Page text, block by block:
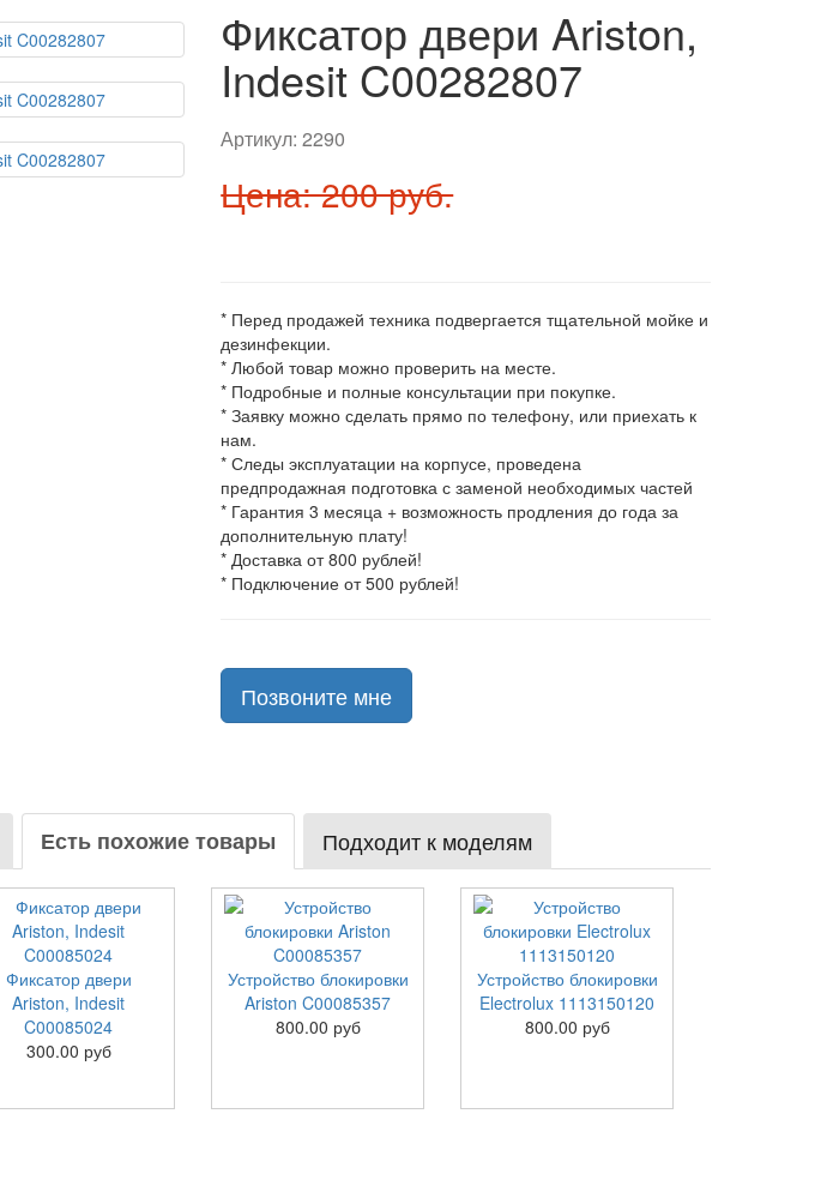
Фиксатор двери Ariston,
Indesit C00282807
Артикул:2290
Цена: 200 руб.
* Перед продажей техника подвергается тщательной мойке и
дезинфекции.
* Любой товар можно проверить на месте.
* Подробные и полные консультации при покупке.
* Заявку можно сделать прямо по телефону, или приехать к
нам.
* Следы эксплуатации на корпусе, проведена
предпродажная подготовка с заменой необходимых частей
* Гарантия 3 месяца + возможность продления до года за
дополнительную плату!
* Доставка от 800 рублей!
* Подключение от 500 рублей!
Позвоните мне
Есть похожие товары Подходит к моделям
Фиксатор двери
Ariston, Indesit
C00085024
300.00 руб
Устройство блокировки
Ariston C00085357
800.00 руб
Устройство блокировки
Electrolux 1113150120
800.00 руб